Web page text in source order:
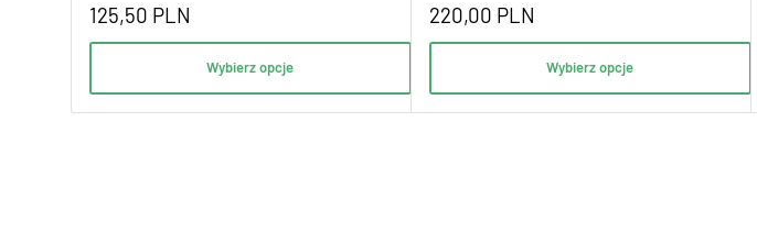
125,50 PLN
Wybierz opcje
220,00 PLN
Wybierz opcje